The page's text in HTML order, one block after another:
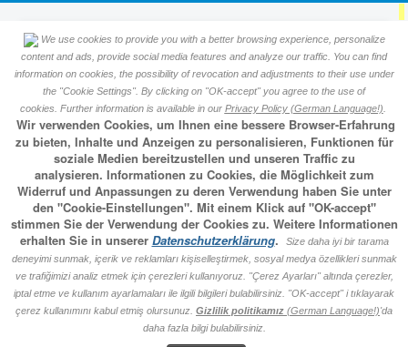
We use cookies to provide you with a better browsing experience, personalize
content and ads, provide social media features and analyze our traffic. You can find
information on cookies, the possibility of revocation and adjustments to their use under
the "Cookie Settings". By clicking on "OK-accept" you agree to the use of
cookies. Further information is available in our Privacy Policy (German Language!)
Wir verwenden Cookies, um Ihnen eine bessere Browser-Erfahrung
zu bieten, Inhalte und Anzeigen zu personalisieren, Funktionen für
soziale Medien bereitzustellen und unseren Traffic zu
analysieren. Informationen zu Cookies, die Möglichkeit zum
Widerruf und Anpassungen zu deren Verwendung haben Sie unter
den "Cookie-Einstellungen". Mit einem Klick auf "OK-accept"
stimmen Sie der Verwendung der Cookies zu. Weitere Informationen
erhalten Sie in unserer Datenschutzerklärung.
Size daha iyi bir tarama
deneyimi sunmak, içerik ve reklamları kişiselleştirmek, sosyal medya özellikleri sunmak
ve trafiğimizi analiz etmek için çerezleri kullanıyoruz. "Çerez Ayarları" altında çerezler,
iptal etme ve kullanım ayarlamaları ile ilgili bilgileri bulabilirsiniz. "OK-accept" i tıklayarak
çerez kullanımını kabul etmiş olursunuz. Gizlilik politikamız (German Language!)'da
daha fazla bilgi bulabilirsiniz.
Okumuş Sülalesi Soy ağacı
veritabanı
Başsayfa
Sandıkta resimler
Eski kutularda, sandiklarda koruduğunuz aramizdan
ayrilan fertlerimizin resimlerini Telefonunuzla tekrar
fotoğraf çekip bana gönderin. Burada web sitesinde ekstra
koruyalım, ve hatırlanacaksınız ileride !